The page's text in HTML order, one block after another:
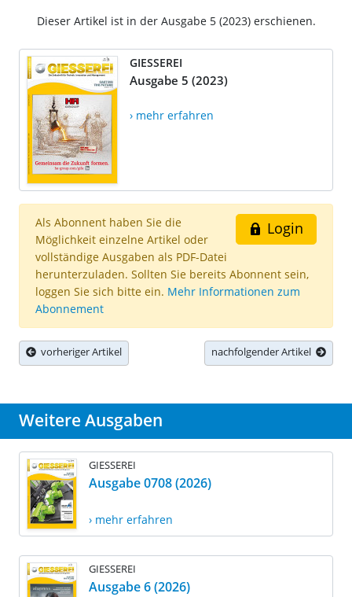
Dieser Artikel ist in der Ausgabe 5 (2023) erschienen.
GIESSEREI
Ausgabe 5 (2023)
› mehr erfahren
Login
Als Abonnent haben Sie die
Möglichkeit einzelne Artikel oder
vollständige Ausgaben als PDF-Datei
herunterzuladen. Sollten Sie bereits Abonnent sein,
loggen Sie sich bitte ein. Mehr Informationen zum
Abonnement
vorheriger Artikel nachfolgender Artikel
Weitere Ausgaben
GIESSEREI
Ausgabe 0708 (2026)
› mehr erfahren
GIESSEREI
Ausgabe 6 (2026)